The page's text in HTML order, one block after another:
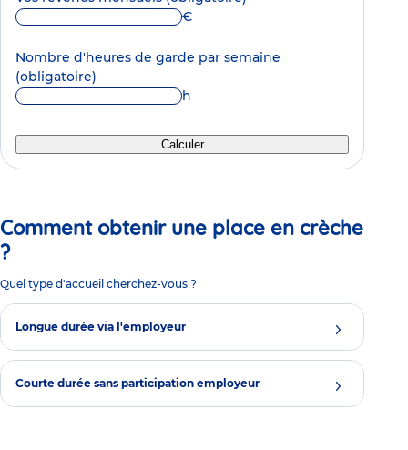
€
Nombre d'heures de garde par semaine
(obligatoire)
h
Calculer
Comment obtenir une place en crèche
?
Quel type d'accueil cherchez-vous ?
Longue durée via l'employeur
Courte durée sans participation employeur